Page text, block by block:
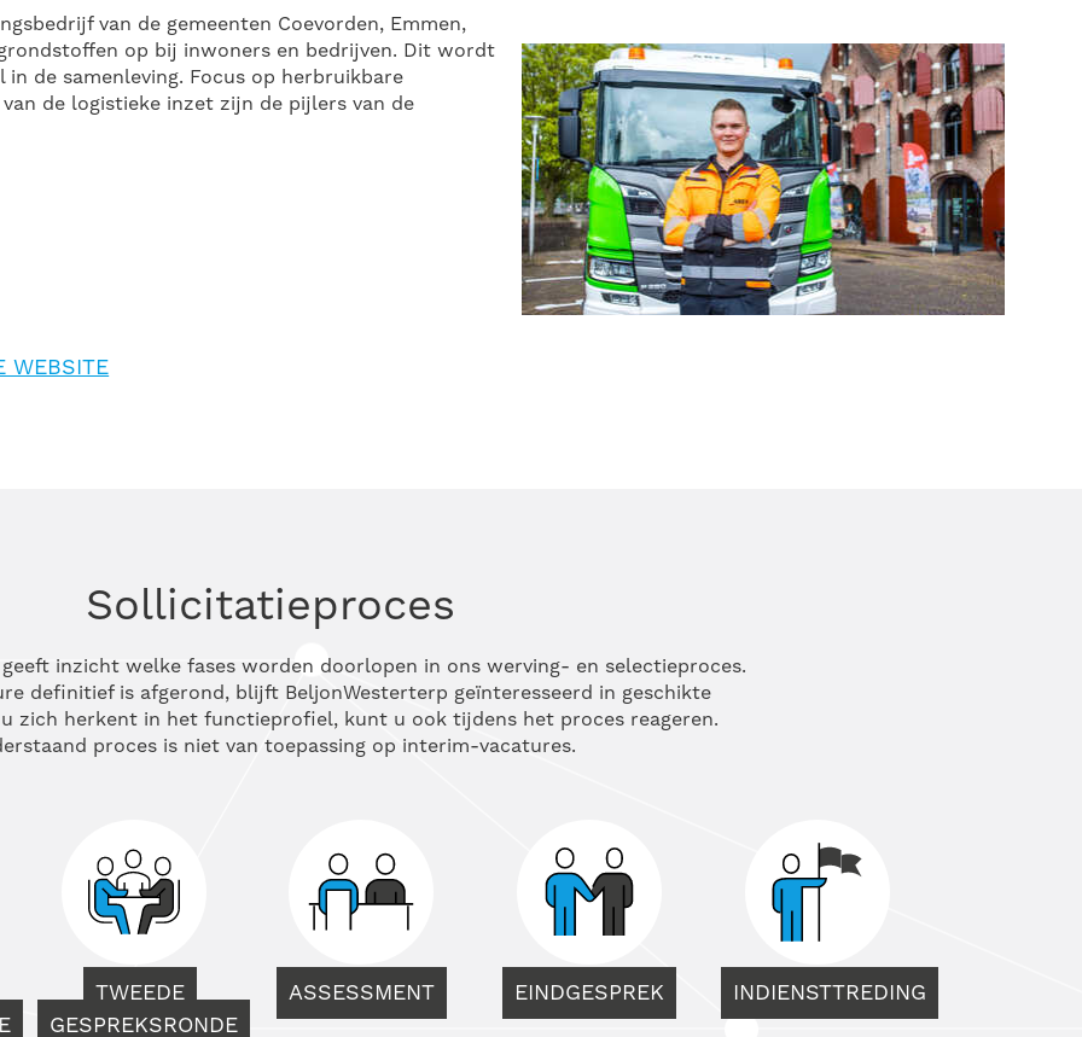
van de gemeenten Coevorden, Emmen,
op bij inwoners en bedrijven. Dit wordt
de samenleving. Focus op herbruikbare
de logistieke inzet zijn de pijlers van de
WEBSITE
Sollicitatieproces
inzicht welke fases worden doorlopen in ons werving- en selectieproces.
definitief is afgerond, blijft BeljonWesterterp geïnteresseerd in geschikte
zich herkent in het functieprofiel, kunt u ook tijdens het proces reageren.
proces is niet van toepassing op interim-vacatures.
TWEEDE
GESPREKSRONDE
ASSESSMENT EINDGESPREK INDIENSTTREDING